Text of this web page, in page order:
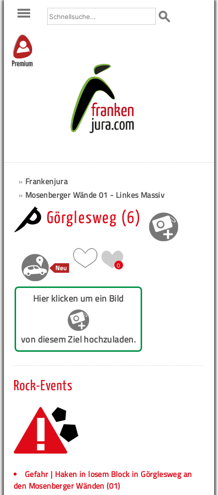
Premium
» Frankenjura
» Mosenberger Wände 01 - Linkes Massiv
Görglesweg (6)
0
Hier klicken um ein Bild
von diesem Ziel hochzuladen.
Rock-Events
Gefahr | Haken in losem Block in Görglesweg an
den Mosenberger Wänden (01)